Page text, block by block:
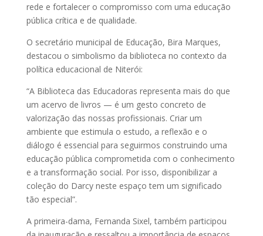
rede e fortalecer o compromisso com uma educação
pública crítica e de qualidade.
O secretário municipal de Educação, Bira Marques,
destacou o simbolismo da biblioteca no contexto da
política educacional de Niterói:
“A Biblioteca das Educadoras representa mais do que
um acervo de livros — é um gesto concreto de
valorização das nossas profissionais. Criar um
ambiente que estimula o estudo, a reflexão e o
diálogo é essencial para seguirmos construindo uma
educação pública comprometida com o conhecimento
e a transformação social. Por isso, disponibilizar a
coleção do Darcy neste espaço tem um significado
tão especial”.
A primeira-dama, Fernanda Sixel, também participou